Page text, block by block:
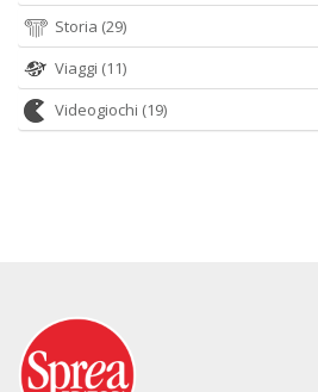
Storia (29)
Viaggi (11)
Videogiochi (19)